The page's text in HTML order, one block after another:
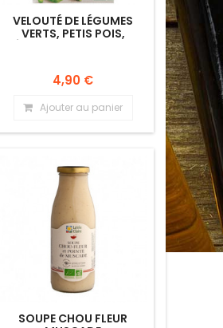
VELOUTÉ DE LÉGUMES
VERTS, PETIS POIS,
BROCOLIS.
4,90 €
Ajouter au panier
SOUPE CHOU FLEUR